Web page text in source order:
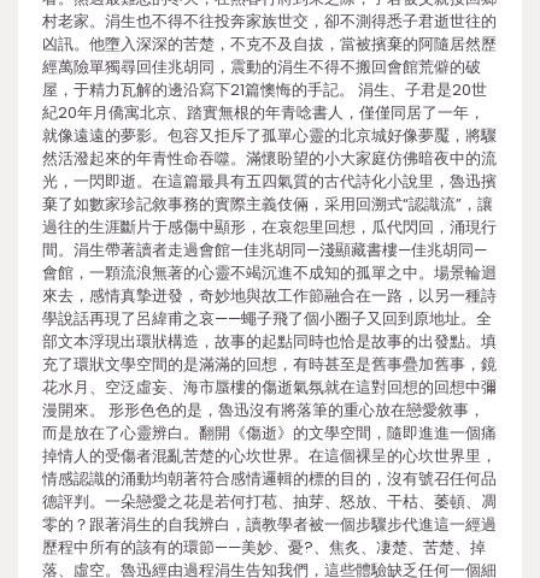
村老家。涓生也不得不往投奔家族世交，卻不測得悉子君逝世往的
凶訊。他墮入深深的苦楚，不克不及自拔，當被擯棄的阿隨居然歷
經萬險單獨尋回佳兆胡同，震動的涓生不得不搬回會館荒僻的破
屋，于精力瓦解的邊沿寫下21篇懊悔的手記。 涓生、子君是20世
紀20年月僑寓北京、踏實無根的年青唸書人，僅僅同居了一年，
就像遠遠的夢影。包容又拒斥了孤單心靈的北京城好像夢魘，將驟
然活潑起來的年青性命吞噬。滿懷盼望的小大家庭仿佛暗夜中的流
光，一閃即逝。在這篇最具有五四氣質的古代詩化小說里，魯迅擯
棄了如數家珍記敘事務的實際主義伎倆，采用回溯式“認識流”，讓
過往的生涯斷片于感傷中顯形，在哀怨里回想，瓜代閃回，涌現行
間。涓生帶著讀者走過會館—佳兆胡同—淺顯藏書樓—佳兆胡同—
會館，一顆流浪無著的心靈不竭沉進不成知的孤單之中。場景輪迴
來去，感情真摯迸發，奇妙地與故工作節融合在一路，以另一種詩
學說話再現了呂緯甫之哀——蠅子飛了個小圈子又回到原地址。全
部文本浮現出環狀構造，故事的起點同時也恰是故事的出發點。填
充了環狀文學空間的是滿滿的回想，有時甚至是舊事疊加舊事，鏡
花水月、空泛虛妄、海市蜃樓的傷逝氣氛就在這對回想的回想中彌
漫開來。 形形色色的是，魯迅沒有將落筆的重心放在戀愛敘事，
而是放在了心靈辨白。翻開《傷逝》的文學空間，隨即進進一個痛
掉情人的受傷者混亂苦楚的心坎世界。在這個裸呈的心坎世界里，
情感認識的涌動均朝著符合感情邏輯的標的目的，沒有號召任何品
德評判。一朵戀愛之花是若何打苞、抽芽、怒放、干枯、萎頓、凋
零的？跟著涓生的自我辨白，讀教學者被一個步驟步代進這一經過
歷程中所有的該有的環節——美妙、憂?、焦炙、凄楚、苦楚、掉
落、虛空。魯迅經由過程涓生告知我們，這些體驗缺乏任何一個細